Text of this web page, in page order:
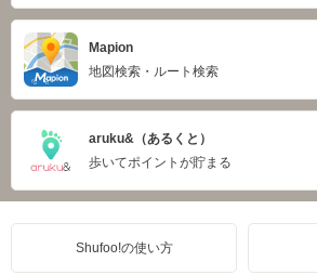
Mapion
地図検索・ルート検索
aruku&（あるくと）
歩いてポイントが貯まる
Shufoo!の使い方